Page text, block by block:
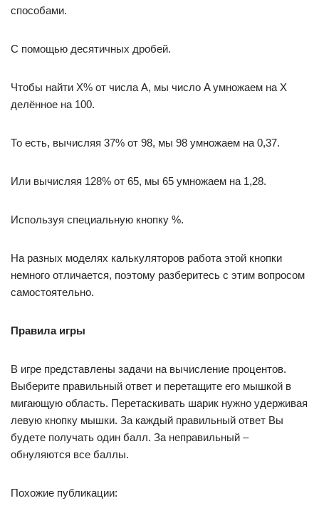
способами.
С помощью десятичных дробей.
Чтобы найти X% от числа A, мы число A умножаем на X
делённое на 100.
То есть, вычисляя 37% от 98, мы 98 умножаем на 0,37.
Или вычисляя 128% от 65, мы 65 умножаем на 1,28.
Используя специальную кнопку %.
На разных моделях калькуляторов работа этой кнопки
немного отличается, поэтому разберитесь с этим вопросом
самостоятельно.
Правила игры
В игре представлены задачи на вычисление процентов.
Выберите правильный ответ и перетащите его мышкой в
мигающую область. Перетаскивать шарик нужно удерживая
левую кнопку мышки. За каждый правильный ответ Вы
будете получать один балл. За неправильный –
обнуляются все баллы.
Похожие публикации: